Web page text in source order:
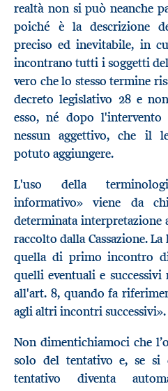
realtà non si può neanche
poiché è la descrizione
preciso ed inevitabile, in
incontrano tutti i soggetti
vero che lo stesso termine
decreto legislativo 28 e
esso, né dopo l'intervento
nessun aggettivo, che il
potuto aggiungere.
L'uso della
informativo» viene da
determinata interpretazione
raccolto dalla Cassazione.
quella di primo incontro
quelli eventuali e
all'art. 8, quando fa
agli altri incontri successivi».
Non dimentichiamoci che
solo del tentativo e, se si
tentativo diventa